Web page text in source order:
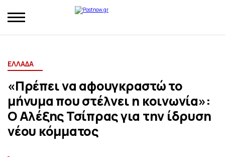
ΕΛΛΑΔΑ
«Πρέπει να αφουγκραστώ το
μήνυμα που στέλνει η κοινωνία»:
Ο Αλέξης Τσίπρας για την ίδρυση
νέου κόμματος